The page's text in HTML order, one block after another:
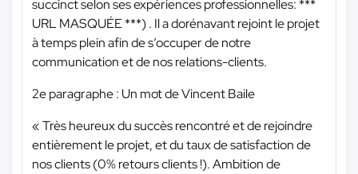
succinct selon ses expériences professionnelles: ***
URL MASQUÉE ***) . Il a dorénavant rejoint le projet
à temps plein afin de s’occuper de notre
communication et de nos relations-clients.
2e paragraphe : Un mot de Vincent Baile
« Très heureux du succès rencontré et de rejoindre
entièrement le projet, et du taux de satisfaction de
nos clients (0% retours clients !). Ambition de